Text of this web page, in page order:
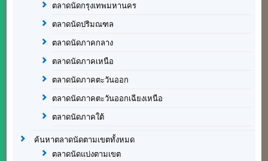
ตลาดนัดกรุงเทพมหานคร
ตลาดนัดปริมณฑล
ตลาดนัดภาคกลาง
ตลาดนัดภาคเหนือ
ตลาดนัดภาคตะวันออก
ตลาดนัดภาคตะวันออกเฉียงเหนือ
ตลาดนัดภาคใต้
ค้นหาตลาดนัดตามเขตทั้งหมด
ตลาดนัดแบ่งตามเขต